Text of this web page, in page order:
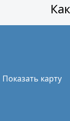
Показать карту